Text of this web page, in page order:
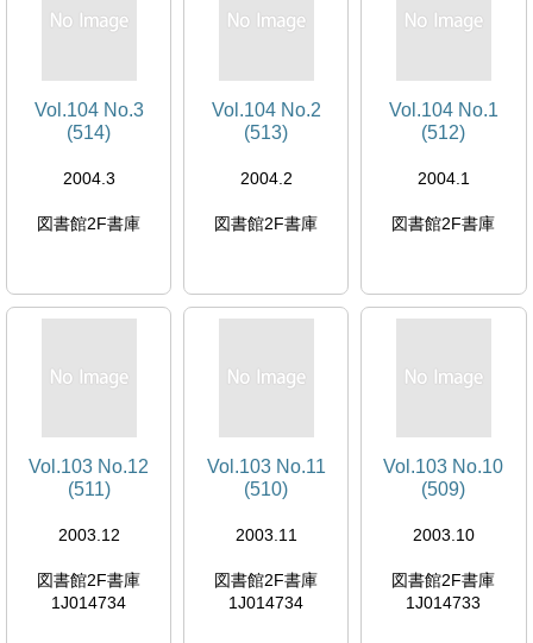
Vol.104 No.3
(514)
2004.3
図書館2F書庫
Vol.104 No.2
(513)
2004.2
図書館2F書庫
Vol.104 No.1
(512)
2004.1
図書館2F書庫
Vol.103 No.12
(511)
2003.12
図書館2F書庫
1J014734
Vol.103 No.11
(510)
2003.11
図書館2F書庫
1J014734
Vol.103 No.10
(509)
2003.10
図書館2F書庫
1J014733